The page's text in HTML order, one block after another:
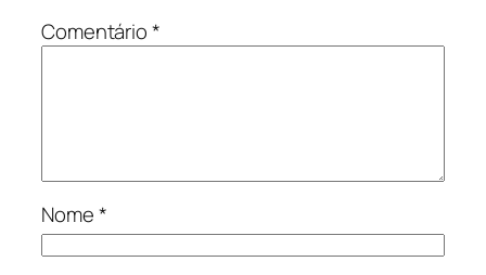
Comentário*
Nome*